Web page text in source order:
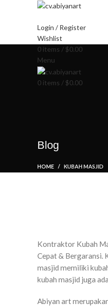
Login / Register
Wishlist
0 items / $0.00
Menu
0 items / $0.00
Blog
HOME KUBAH MASJID
Kontraktor Kubah
Cepat & Bergaransi.
masjid memiliki
kubah masjid juga
Abiyan art